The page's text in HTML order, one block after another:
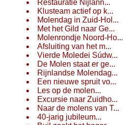
Restauratie Nijlânn...
Klusteam actief op k...
Molendag in Zuid-Hol...
Met het Gild naar Ge...
Molenrondje Noord-Ho...
Afsluiting van het m...
Vierde Moledei Súdw...
De Molen staat er ge...
Rijnlandse Molendag...
Een nieuwe spruit vo...
Les op de molen...
Excursie naar Zuidho...
Naar de molens van T...
40-jarig jubileum...